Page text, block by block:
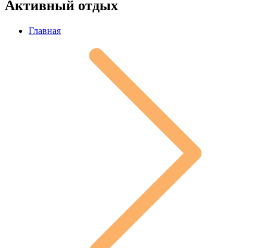
Активный отдых
Главная